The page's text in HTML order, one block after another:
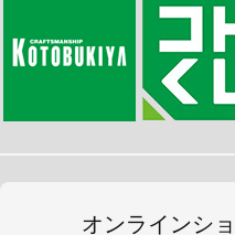
オンラインシ